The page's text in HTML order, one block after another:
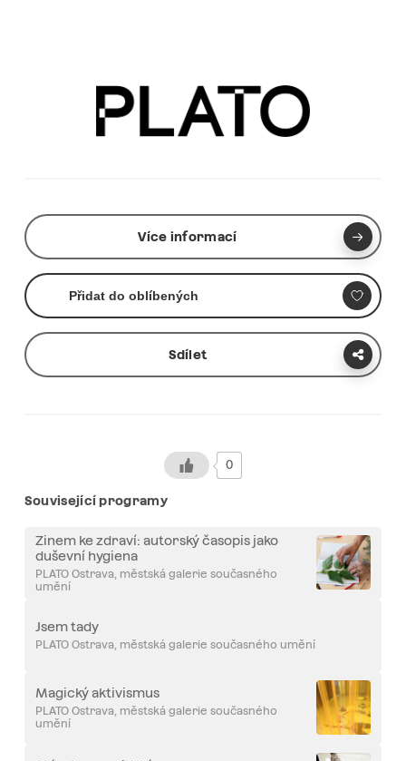
Více informací
Přidat do oblíbených
Sdílet
0
Související programy
Zinem ke zdraví: autorský časopis jako
duševní hygiena
PLATO Ostrava, městská galerie současného
umění
Jsem tady
PLATO Ostrava, městská galerie současného umění
Magický aktivismus
PLATO Ostrava, městská galerie současného
umění